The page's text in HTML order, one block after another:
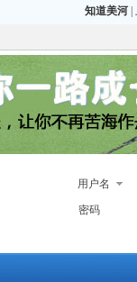
知道美河|
用户名
密码